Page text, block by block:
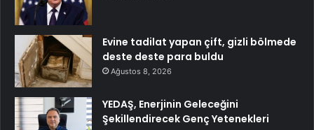
Evine tadilat yapan çift, gizli bölmede
deste deste para buldu
Ağustos 8, 2026
YEDAŞ, Enerjinin Geleceğini
Şekillendirecek Genç Yetenekleri